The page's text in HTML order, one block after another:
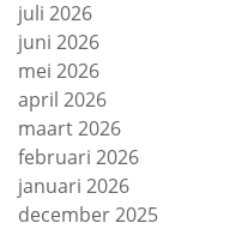
juli 2026
juni 2026
mei 2026
april 2026
maart 2026
februari 2026
januari 2026
december 2025